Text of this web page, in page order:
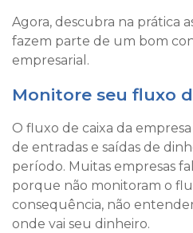
Agora, descubra na prática
fazem parte de um bom
empresarial.
Monitore seu fluxo
O fluxo de caixa da
de entradas e saídas de
período. Muitas empresas
porque não monitoram o
consequência, não
onde vai seu dinheiro.